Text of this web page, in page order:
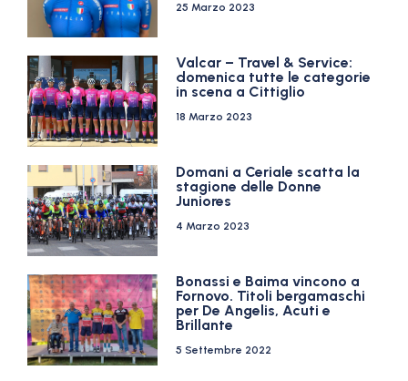
25 Marzo 2023
Valcar – Travel & Service:
domenica tutte le categorie
in scena a Cittiglio
18 Marzo 2023
Domani a Ceriale scatta la
stagione delle Donne
Juniores
4 Marzo 2023
Bonassi e Baima vincono a
Fornovo. Titoli bergamaschi
per De Angelis, Acuti e
Brillante
5 Settembre 2022